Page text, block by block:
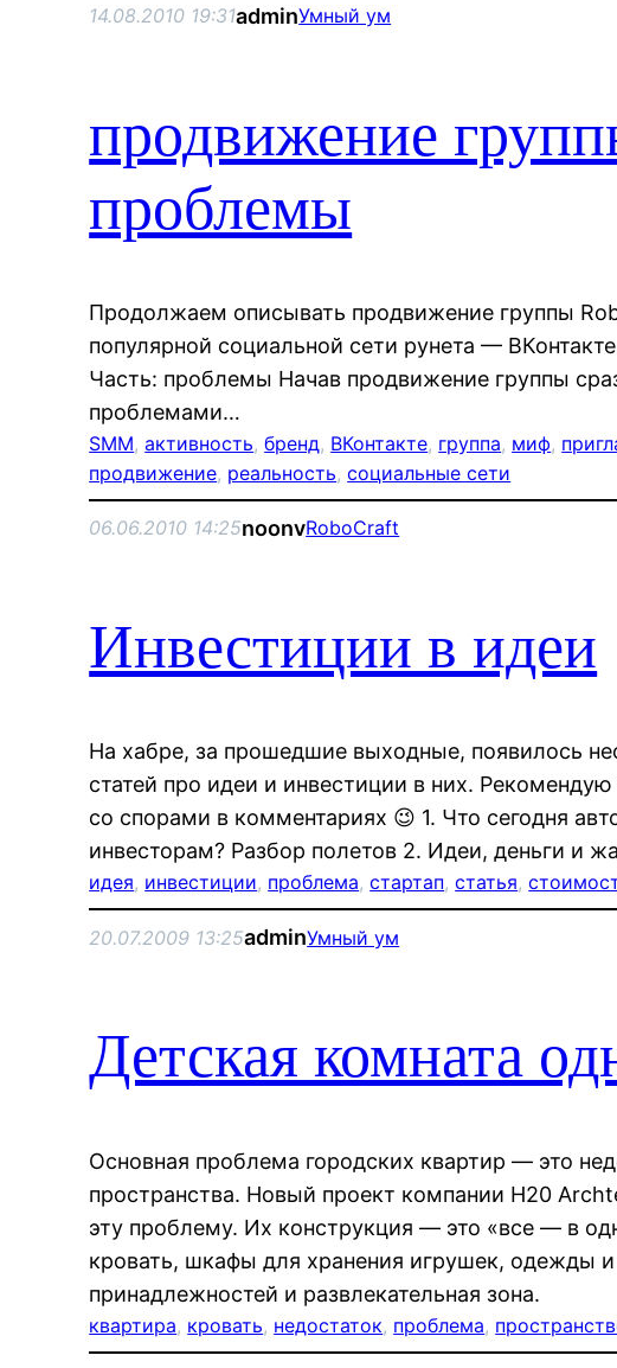
14.08.2010 19:31adminУмный ум
продвижение
проблемы
Продолжаем описывать продвижение группы
популярной социальной сети рунета —
Часть: проблемы Начав продвижение группы
проблемами…
SMM, активность, бренд, ВКонтакте, группа, миф,
продвижение, реальность, социальные сети
06.06.2010 14:25noonvRoboCraft
Инвестиции в идеи
На хабре, за прошедшие выходные, появилось
статей про идеи и инвестиции в них.
со спорами в комментариях 😉 1. Что сегодня
инвесторам? Разбор полетов 2. Идеи, деньги и
идея, инвестиции, проблема, стартап, статья,
20.07.2009 13:25adminУмный ум
Детская комната
Основная проблема городских квартир — это
пространства. Новый проект компании H20
эту проблему. Их конструкция — это «все — в
кровать, шкафы для хранения игрушек, одежды и
принадлежностей и развлекательная зона.
квартира, кровать, недостаток, проблема,